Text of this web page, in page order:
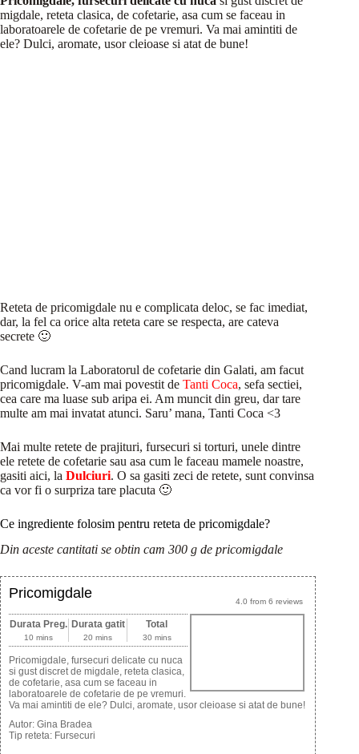
migdale, reteta clasica, de cofetarie, asa cum se faceau in
laboratoarele de cofetarie de pe vremuri. Va mai amintiti de
ele? Dulci, aromate, usor cleioase si atat de bune!
Reteta de pricomigdale nu e complicata deloc, se fac imediat,
dar, la fel ca orice alta reteta care se respecta, are cateva
secrete 🙂
Cand lucram la Laboratorul de cofetarie din Galati, am facut
pricomigdale. V-am mai povestit de Tanti Coca, sefa sectiei,
cea care ma luase sub aripa ei. Am muncit din greu, dar tare
multe am mai invatat atunci. Saru’ mana, Tanti Coca <3
Mai multe retete de prajituri, fursecuri si torturi, unele dintre
ele retete de cofetarie sau asa cum le faceau mamele noastre,
gasiti aici, la Dulciuri. O sa gasiti zeci de retete, sunt convinsa
ca vor fi o surpriza tare placuta 🙂
Ce ingrediente folosim pentru reteta de pricomigdale?
Din aceste cantitati se obtin cam 300 g de pricomigdale
4.0 from 6 reviews
Pricomigdale
Durata Preg.
10 mins
Durata gatit
20 mins
Total
30 mins
Pricomigdale, fursecuri delicate cu nuca
si gust discret de migdale, reteta clasica,
de cofetarie, asa cum se faceau in
laboratoarele de cofetarie de pe vremuri.
Va mai amintiti de ele? Dulci, aromate, usor cleioase si atat de bune!
Autor: Gina Bradea
Tip reteta: Fursecuri